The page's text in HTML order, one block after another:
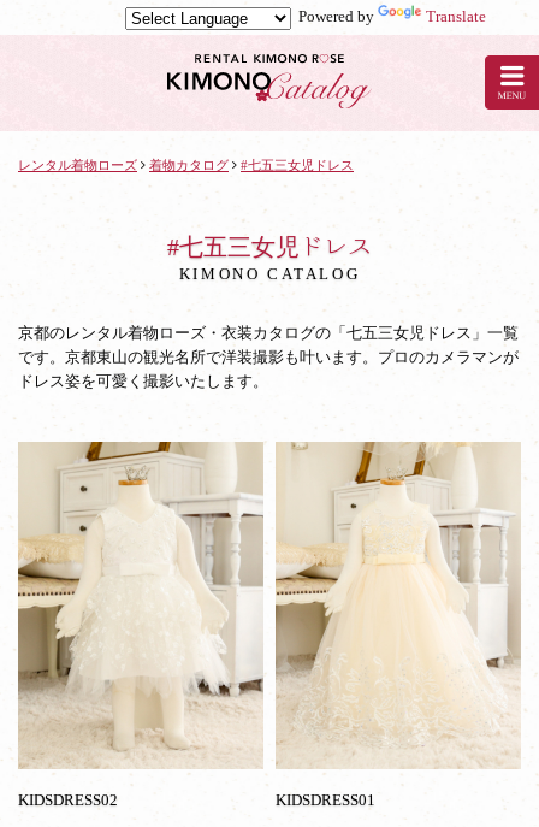
Powered by
Translate
ル
ー
五
レ
レンタル着物ローズ 着物カタログ #七五三女児ドレス
#七五三女児ドレス
KIMONO CATALOG
京都のレンタル着物ローズ・衣装カタログの「七五三女児ドレス」一覧
です。京都東山の観光名所で洋装撮影も叶います。プロのカメラマンが
ドレス姿を可愛く撮影いたします。
KIDSDRESS02 KIDSDRESS01